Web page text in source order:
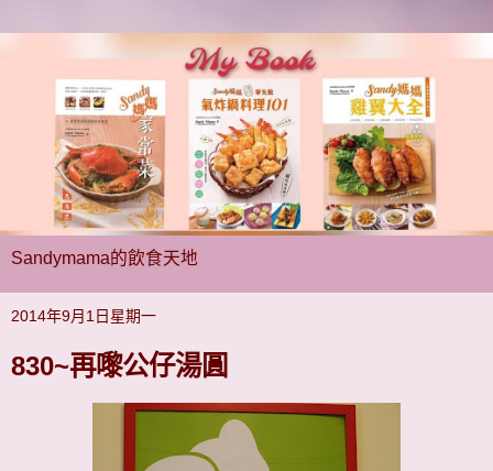
Sandymama的飲食天地
2014年9月1日星期一
830~再嚟公仔湯圓